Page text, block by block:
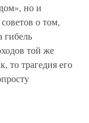
но и
о том,
гибель
той же
то трагедия его